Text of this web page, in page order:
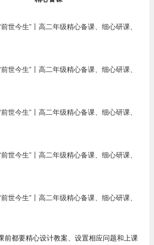
前都要精心设计教案、设置相应问题和上课